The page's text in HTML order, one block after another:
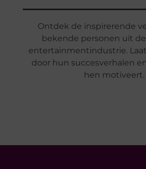
Ontdek de inspirerende
bekende personen uit
entertainmentindustrie.
door hun succesverhalen
hen motiveert.